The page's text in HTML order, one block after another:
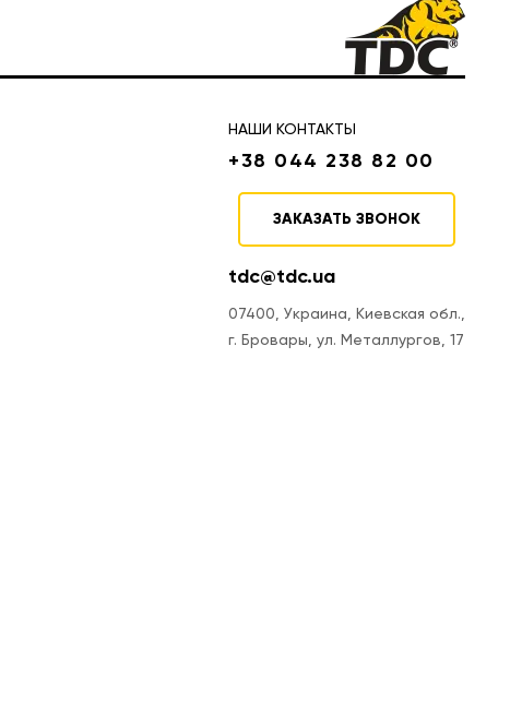
НАШИ КОНТАКТЫ
+38 044 238 82 00
ЗАКАЗАТЬ ЗВОНОК
tdc@tdc.ua
07400, Украина, Киевская обл.,
г. Бровары, ул. Металлургов, 17